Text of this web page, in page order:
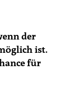
der
ist.
für